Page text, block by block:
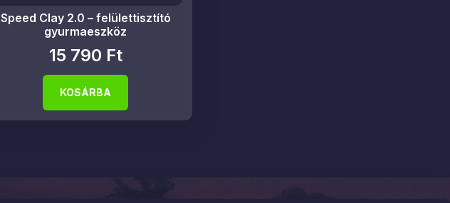
Speed Clay 2.0 – felülettisztító
gyurmaeszköz
15 790 Ft
KOSÁRBA